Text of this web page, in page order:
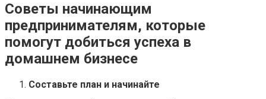
Советы начинающим
предпринимателям, которые
помогут добиться успеха в
домашнем бизнесе
Составьте план и начинайте